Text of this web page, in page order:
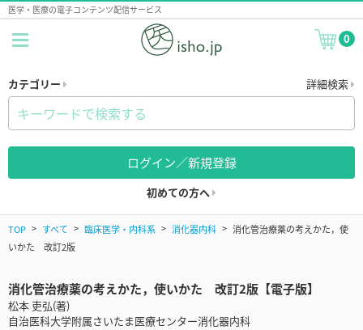
医学・医療の電子コンテンツ配信サービス
0
カテゴリー 詳細検索
ログイン／新規登録
初めての方へ
TOP すべて 臨床医学・内科系 消化器内科
消化管治療薬の考えかた，使
いかた 改訂2版
消化管治療薬の考えかた，使いかた 改訂2版【電子版】
松本 吏弘(著)
自治医科大学附属さいたま医療センター消化器内科